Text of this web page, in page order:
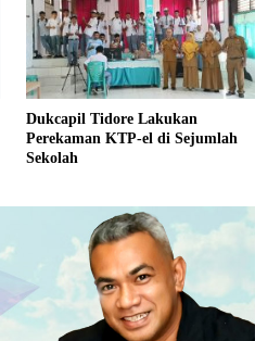
Dukcapil Tidore Lakukan
Perekaman KTP-el di Sejumlah
Sekolah